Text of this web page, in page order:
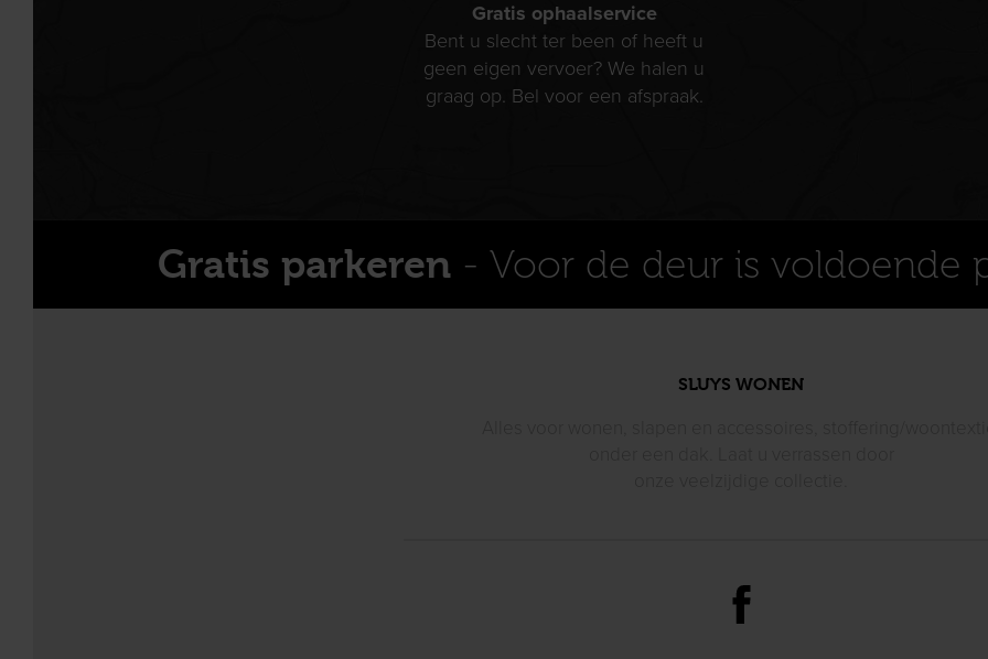
Gratis ophaalservice
Bent u slecht ter been of heeft u
geen eigen vervoer? We halen u
graag op. Bel voor een afspraak.
Gratis parkeren - Voor de deur is voldoende
SLUYS WONEN